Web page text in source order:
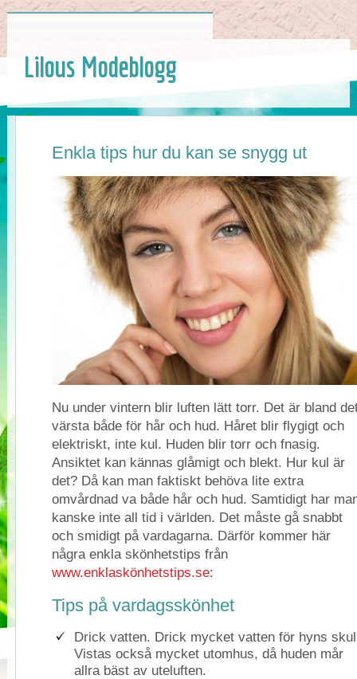
Lilous Modeblogg
Enkla tips hur du kan se snygg ut
Nu under vintern blir luften lätt torr. Det är bland
värsta både för hår och hud. Håret blir flygigt och
elektriskt, inte kul. Huden blir torr och fnasig.
Ansiktet kan kännas glåmigt och blekt. Hur kul är
det? Då kan man faktiskt behöva lite extra
omvårdnad va både hår och hud. Samtidigt har
kanske inte all tid i världen. Det måste gå snabbt
och smidigt på vardagarna. Därför kommer här
några enkla skönhetstips från
www.enklaskönhetstips.se:
Tips på vardagsskönhet
Drick vatten. Drick mycket vatten för hyns
Vistas också mycket utomhus, då huden mår
allra bäst av uteluften.